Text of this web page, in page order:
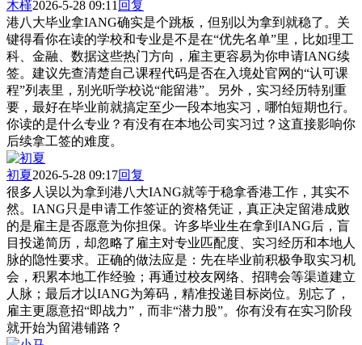
木槿2026-5-28 09:11 回复
港八大毕业拿IANG确实是个跳板，但别以为拿到就稳了。关
键得看你在读的学校和专业是不是在“优先名单”里，比如理工
科、金融、数据这些热门方向，雇主更容易为你申请IANG续
签。建议先查清楚自己课程代码是否在入境处官网的“认可课
程”列表里，别光听学校说“能留港”。另外，实习经历特别重
要，最好在毕业前就搞定至少一段本地实习，哪怕短期也行。
你读的是什么专业？有没有在本地公司实习过？这直接影响你
后续拿工签的难度。
初夏2026-5-28 09:17回复
很多人误以为拿到港八大IANG就等于稳拿香港工作，其实不
然。IANG只是申请工作签证的资格凭证，真正决定留港成败
的是雇主是否愿意为你担保。许多毕业生在拿到IANG后，盲
目投递简历，却忽略了雇主对专业匹配度、实习经历和本地人
脉的隐性要求。正确的做法应是：先在毕业前积极争取实习机
会，积累本地工作经验；再通过校友网络、招聘会等渠道建立
人脉；最后才以IANG为筹码，精准投递目标岗位。别忘了，
雇主更愿意招“即战力”，而非“潜力股”。你有没有在实习阶段
就开始为留港铺路？